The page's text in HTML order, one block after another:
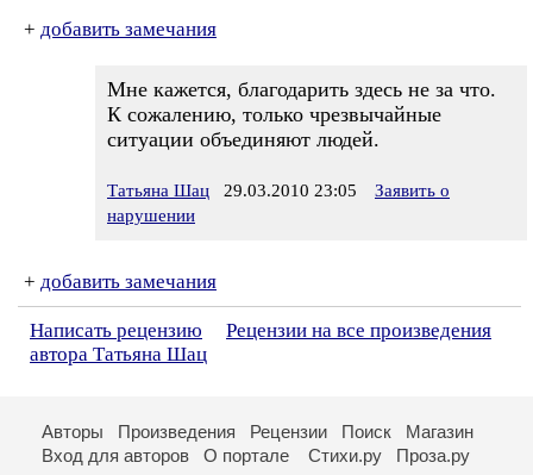
+ добавить замечания
Мне кажется, благодарить здесь не за что.
К сожалению, только чрезвычайные
ситуации объединяют людей.
Татьяна Шац 29.03.2010 23:05
Заявить о
нарушении
+ добавить замечания
Написать рецензию
Рецензии на все произведения
автора Татьяна Шац
Авторы Произведения Рецензии Поиск
Магазин
Вход для авторов
О портале Стихи.ру Проза.ру